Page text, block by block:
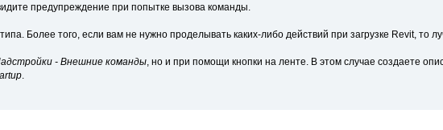
предупреждение при попытке вызова команды.
Более того, если вам не нужно проделывать каких-либо действий при загрузке Revit, то
- Внешние команды, но и при помощи кнопки на ленте. В этом случае создаете
.